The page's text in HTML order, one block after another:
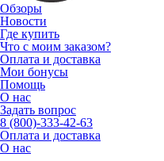
Обзоры
Новости
Где купить
Что с моим заказом?
Оплата и доставка
Мои бонусы
Помощь
О нас
Задать вопрос
8 (800)-333-42-63
Оплата и доставка
О нас